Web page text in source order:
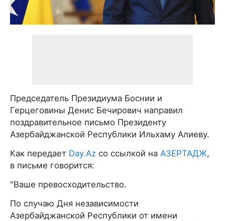
Председатель Президиума Боснии и
Герцеговины Денис Бечирович направил
поздравительное письмо Президенту
Азербайджанской Республики Ильхаму Алиеву.
Как передает Day.Az со ссылкой на АЗЕРТАДЖ,
в письме говорится:
"Ваше превосходительство.
По случаю Дня независимости
Азербайджанской Республики от имени